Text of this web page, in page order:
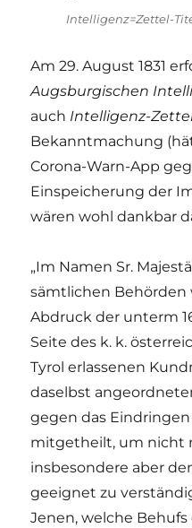
Intelligenz=Zettel-
Am 29. August 1831
Augsburgischen
auch Intelligenz-
Bekanntmachung
Corona-Warn-App
Einspeicherung der
wären wohl dankbar
„Im Namen Sr.
sämtlichen
Abdruck der unterm
Seite des k. k.
Tyrol erlassenen
daselbst
gegen das
mitgetheilt, um nicht
insbesondere aber
geeignet zu
Jenen, welche